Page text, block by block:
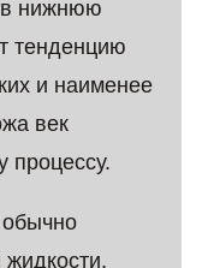
в нижнюю
тенденцию
и наименее
век
процессу.
жидкости,